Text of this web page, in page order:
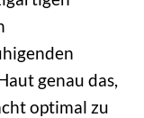
genau das,
optimal zu